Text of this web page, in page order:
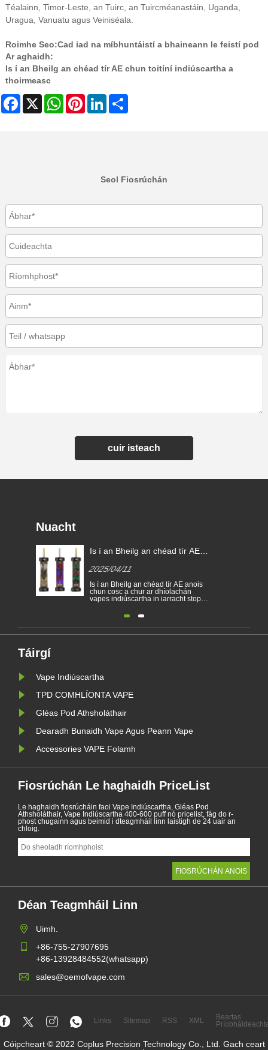
Téalainn, Timor-Leste, an Tuirc, an Tuircméanastáin, Uganda,
Uragua, Vanuatu agus Veiniséala.
Roimhe Seo:Cad iad na míbhuntáistí a bhaineann le feistí pod
Ar aghaidh:
Is í an Bheilg an chéad tír AE chun toitíní indiúscartha a
thoirmeasc
Facebook WhatsAppPinterestLinkedIn
Seol Fiosrúchán
cuir isteach
Nuacht
Is í an Bheilg an chéad tír AE
thoirmeasc
2025/04/11
Is í an Bheilg an chéad tír AE anois
chun cosc a chur ar dhíolachán
vapes indiúscartha in iarracht stop a
nicitín agus an comhshaol a
leictreonacha indiúscartha sa Bheilg
ar fhorais sláinte agus comhshaoil
Táirgí
Vape Indiúscartha
TPD COMHLÍONTA VAPE
Gléas Pod Athsholáthair
Dearadh Bunaidh Vape Agus Peann Vape
Accessories VAPE Folamh
Fiosrúchán Le haghaidh PriceList
Le haghaidh fiosrúcháin faoi Vape Indiúscartha, Gléas Pod
Athsholáthair, Vape Indiúscartha 400-600 puff nó pricelist, fág do r-
phost chugainn agus beimid i dteagmháil linn laistigh de 24 uair an
chloig.
Déan Teagmháil Linn
Uimh.
+86-755-27907695
+86-13928484552(whatsapp)
sales@oemofvape.com
Links Sitemap RSS XML
Beartas
Cóipcheart © 2022 Coplus Precision Technology Co., Ltd. Gach ceart